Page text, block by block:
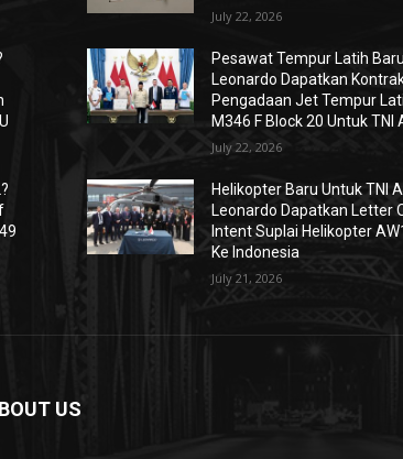
July 22, 2026
Pesawat Tempur Latih
Leonardo Dapatkan
Pengadaan Jet Tempur
M346 F Block 20 Untuk TNI
July 22, 2026
Helikopter Baru Untuk TNI
Leonardo Dapatkan Letter
Intent Suplai Helikopter
Ke Indonesia
July 21, 2026
US